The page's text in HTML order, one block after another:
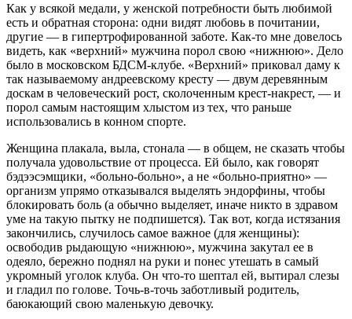
Как у всякой медали, у женской потребности быть любимой
есть и обратная сторона: одни видят любовь в почитании,
другие — в гипертрофированной заботе. Как-то мне довелось
видеть, как «верхний» мужчина порол свою «нижнюю». Дело
было в московском БДСМ-клубе. «Верхний» приковал даму к
так называемому андреевскому кресту — двум деревянным
доскам в человеческий рост, сколоченным крест-накрест, — и
порол самым настоящим хлыстом из тех, что раньше
использовались в конном спорте.
Женщина плакала, выла, стонала — в общем, не сказать чтобы
получала удовольствие от процесса. Ей было, как говорят
бэдээсэмщики, «больно-больно», а не «больно-приятно» —
организм упрямо отказывался выделять эндорфины, чтобы
блокировать боль (а обычно выделяет, иначе никто в здравом
уме на такую пытку не подпишется). Так вот, когда истязания
закончились, случилось самое важное (для женщины):
освободив рыдающую «нижнюю», мужчина закутал ее в
одеяло, бережно поднял на руки и понес утешать в самый
укромный уголок клуба. Он что-то шептал ей, вытирал слезы
и гладил по голове. Точь-в-точь заботливый родитель,
баюкающий свою маленькую девочку.